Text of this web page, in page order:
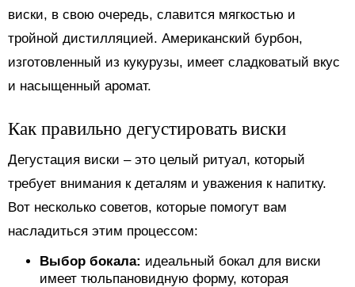
виски, в свою очередь, славится мягкостью и
тройной дистилляцией. Американский бурбон,
изготовленный из кукурузы, имеет сладковатый вкус
и насыщенный аромат.
Как правильно дегустировать виски
Дегустация виски – это целый ритуал, который
требует внимания к деталям и уважения к напитку.
Вот несколько советов, которые помогут вам
насладиться этим процессом:
Выбор бокала: идеальный бокал для виски
имеет тюльпановидную форму, которая